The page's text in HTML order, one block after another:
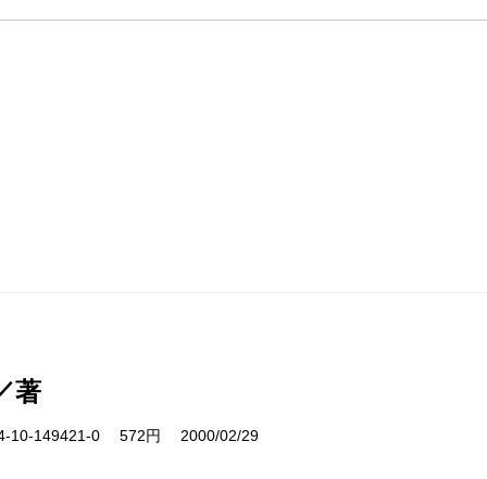
著
10-149421-0 572円 2000/02/29